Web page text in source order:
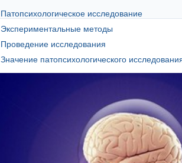
Патопсихологическое исследование
Экспериментальные методы
Проведение исследования
Значение патопсихологического